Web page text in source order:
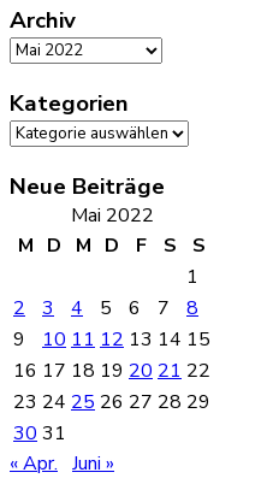
Archiv
Archiv
Kategorien
Kategorien
Neue Beiträge
Mai 2022
M D M D F S
S
1
2
3 4 5 6 7
8
9
10 11 12 13 14 15
16 17 18 19 20 21 22
23 24 25 26 27 28 29
30 31
« Apr. Juni »